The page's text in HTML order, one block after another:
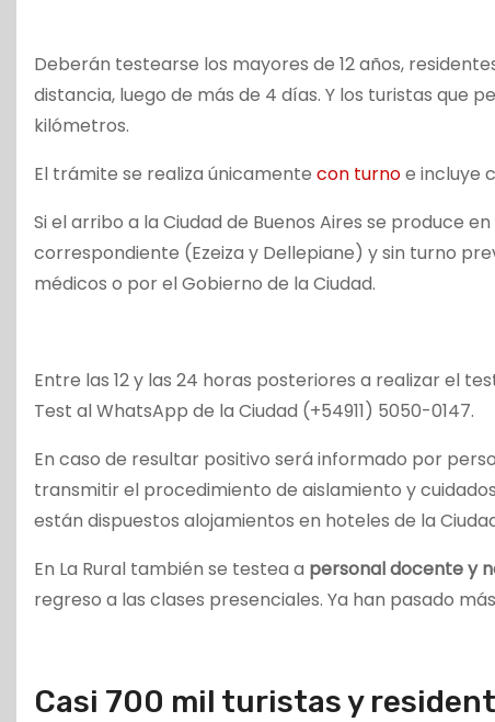
Deberán testearse los mayores de 12 años,
distancia, luego de más de 4 días. Y los turistas que
kilómetros.
El trámite se realiza únicamente con turnoe incluye
Si el arribo a la Ciudad de Buenos Aires se produce
correspondiente (Ezeiza y Dellepiane) y sin turno
médicos o por el Gobierno de la Ciudad.
Entre las 12 y las 24 horas posteriores a realizar el
Test al WhatsApp de la Ciudad (+54911) 5050-0147.
En caso de resultar positivo será informado por
transmitir el procedimiento de aislamiento y
están dispuestos alojamientos en hoteles de la
En La Rural también se testea a personal docente y
regreso a las clases presenciales. Ya han pasado
Casi 700 mil turistas y